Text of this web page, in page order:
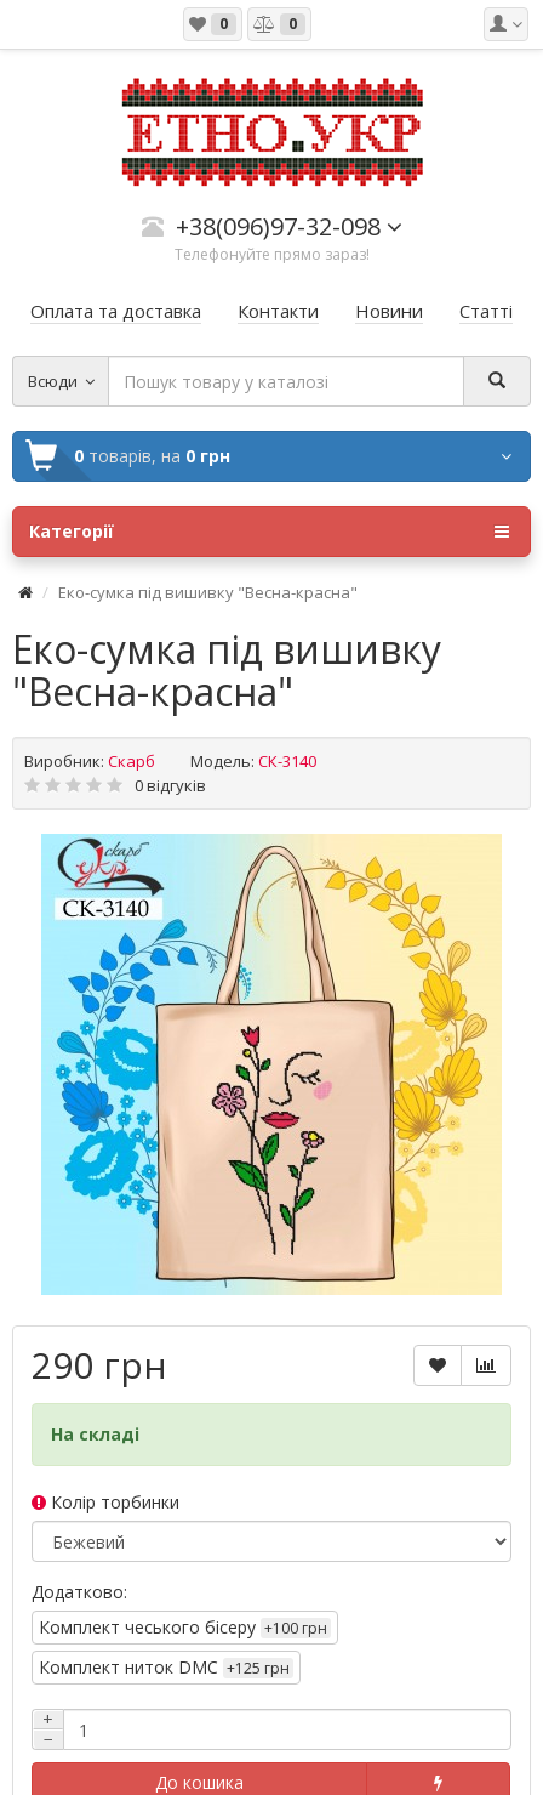
0 0
+38(096)97-32-098
Телефонуйте прямо зараз!
Оплата та доставка Контакти Новини Статті
Всюди
0 товарів, на 0 грн
Категорії
Еко-сумка під вишивку "Весна-красна"
Еко-сумка під вишивку
"Весна-красна"
Виробник: Скарб Модель: СК-3140
0 відгуків
290 грн
На складі
Колір торбинки
Додатково:
Комплект чеського бісеру +100 грн
Комплект ниток DMC +125 грн
+
−
До кошика